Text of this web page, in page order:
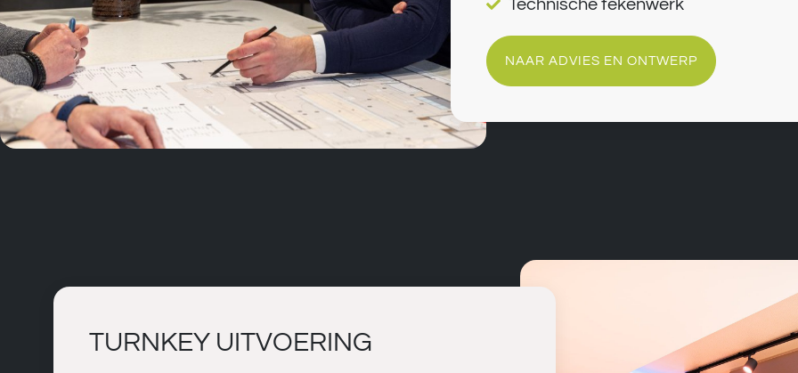
Technische tekenwerk
NAAR ADVIES EN ONTWERP
TURNKEY UITVOERING